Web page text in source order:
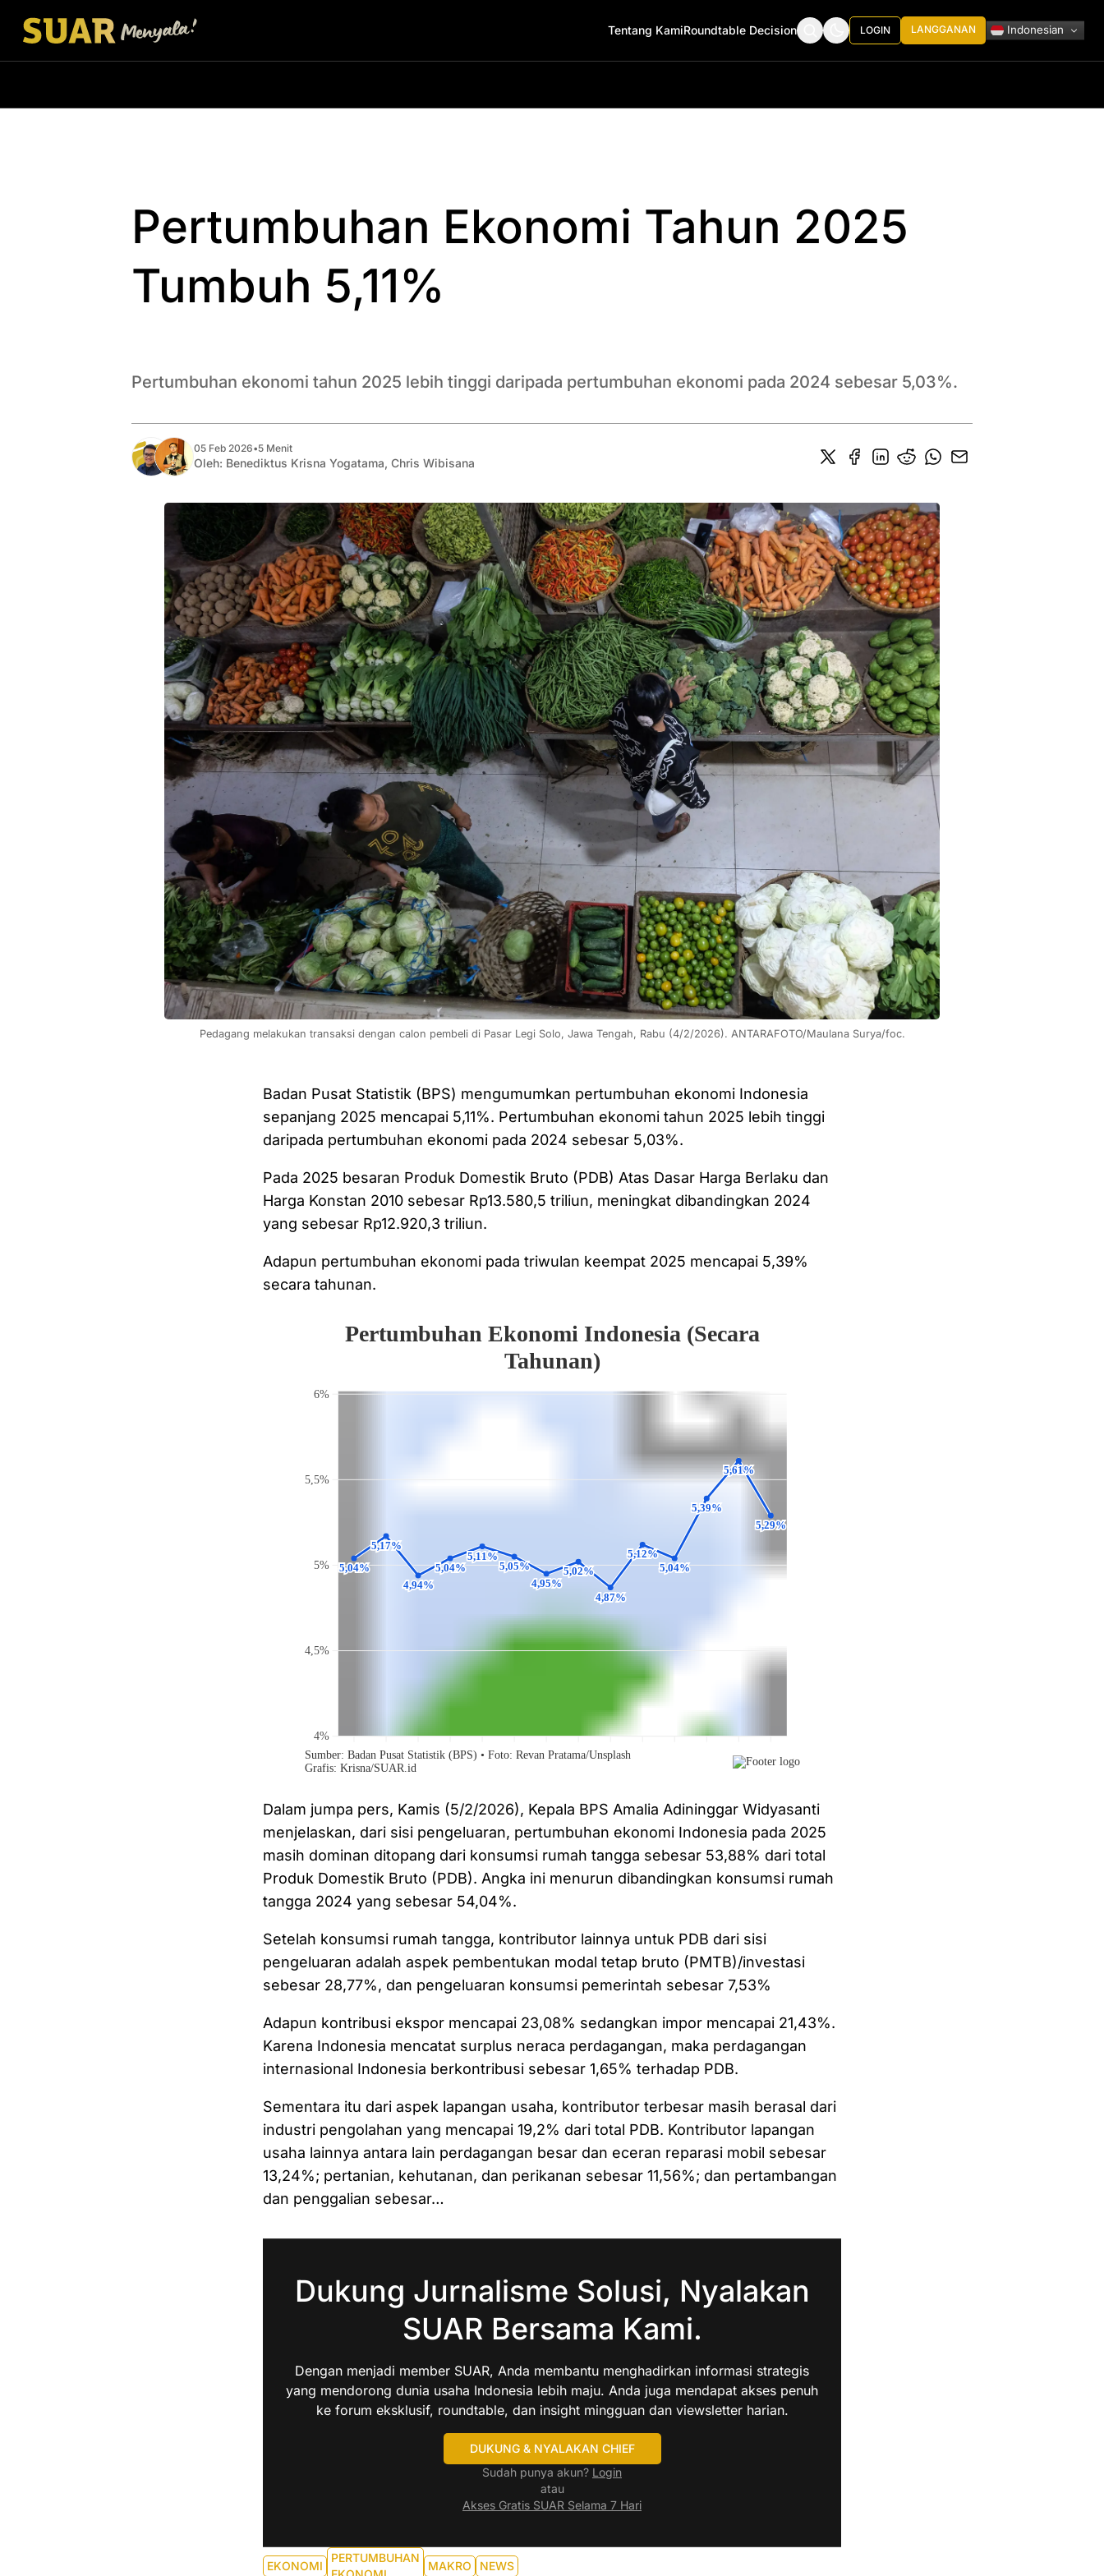
Tentang KamiRoundtable Decision LOGIN LANGGANAN Indonesian
Pertumbuhan Ekonomi Tahun 2025
Tumbuh 5,11%
Pertumbuhan ekonomi tahun 2025 lebih tinggi daripada pertumbuhan ekonomi pada 2024 sebesar 5,03%.
05 Feb 2026•5 Menit
Oleh: Benediktus Krisna Yogatama, Chris Wibisana
Pedagang melakukan transaksi dengan calon pembeli di Pasar Legi Solo, Jawa Tengah, Rabu (4/2/2026). ANTARAFOTO/Maulana Surya/foc.
Badan Pusat Statistik (BPS) mengumumkan pertumbuhan ekonomi Indonesia
sepanjang 2025 mencapai 5,11%. Pertumbuhan ekonomi tahun 2025 lebih tinggi
daripada pertumbuhan ekonomi pada 2024 sebesar 5,03%.
Pada 2025 besaran Produk Domestik Bruto (PDB) Atas Dasar Harga Berlaku dan
Harga Konstan 2010 sebesar Rp13.580,5 triliun, meningkat dibandingkan 2024
yang sebesar Rp12.920,3 triliun.
Adapun pertumbuhan ekonomi pada triwulan keempat 2025 mencapai 5,39%
secara tahunan.
Dalam jumpa pers, Kamis (5/2/2026), Kepala BPS Amalia Adininggar Widyasanti
menjelaskan, dari sisi pengeluaran, pertumbuhan ekonomi Indonesia pada 2025
masih dominan ditopang dari konsumsi rumah tangga sebesar 53,88% dari total
Produk Domestik Bruto (PDB). Angka ini menurun dibandingkan konsumsi rumah
tangga 2024 yang sebesar 54,04%.
Setelah konsumsi rumah tangga, kontributor lainnya untuk PDB dari sisi
pengeluaran adalah aspek pembentukan modal tetap bruto (PMTB)/investasi
sebesar 28,77%, dan pengeluaran konsumsi pemerintah sebesar 7,53%
Adapun kontribusi ekspor mencapai 23,08% sedangkan impor mencapai 21,43%.
Karena Indonesia mencatat surplus neraca perdagangan, maka perdagangan
internasional Indonesia berkontribusi sebesar 1,65% terhadap PDB.
Sementara itu dari aspek lapangan usaha, kontributor terbesar masih berasal dari
industri pengolahan yang mencapai 19,2% dari total PDB. Kontributor lapangan
usaha lainnya antara lain perdagangan besar dan eceran reparasi mobil sebesar
13,24%; pertanian, kehutanan, dan perikanan sebesar 11,56%; dan pertambangan
dan penggalian sebesar…
Dukung Jurnalisme Solusi, Nyalakan
SUAR Bersama Kami.
Dengan menjadi member SUAR, Anda membantu menghadirkan informasi strategis
yang mendorong dunia usaha Indonesia lebih maju. Anda juga mendapat akses penuh
ke forum eksklusif, roundtable, dan insight mingguan dan viewsletter harian.
DUKUNG & NYALAKAN CHIEF
Sudah punya akun? Login
atau
Akses Gratis SUAR Selama 7 Hari
EKONOMI
PERTUMBUHAN
MAKRO NEWS